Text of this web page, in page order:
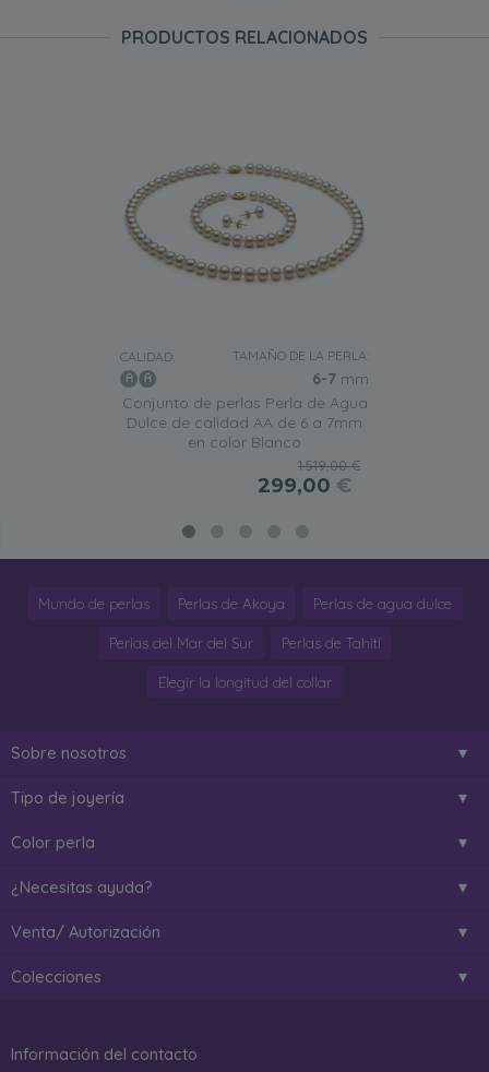
PRODUCTOS RELACIONADOS
CALIDAD: TAMAÑO DE LA PERLA:
6-7 mm
Conjunto de perlas Perla de Agua
Dulce de calidad AA de 6 a 7mm
en color Blanco
1.519,00 €
299,00 €
Mundo de perlas Perlas de Akoya Perlas de agua dulce
Perlas del Mar del Sur Perlas de Tahití
Elegir la longitud del collar
Sobre nosotros
Tipo de joyería
Color perla
¿Necesitas ayuda?
Venta/ Autorización
Colecciones
Información del contacto